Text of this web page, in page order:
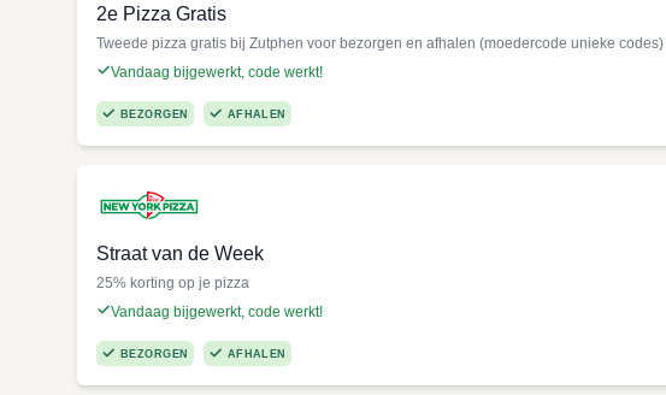
2e Pizza Gratis
Tweede pizza gratis bij Zutphen voor bezorgen en afhalen (moedercode unieke codes)
Vandaag bijgewerkt, code werkt!
BEZORGEN AFHALEN
Straat van de Week
25% korting op je pizza
Vandaag bijgewerkt, code werkt!
BEZORGEN AFHALEN